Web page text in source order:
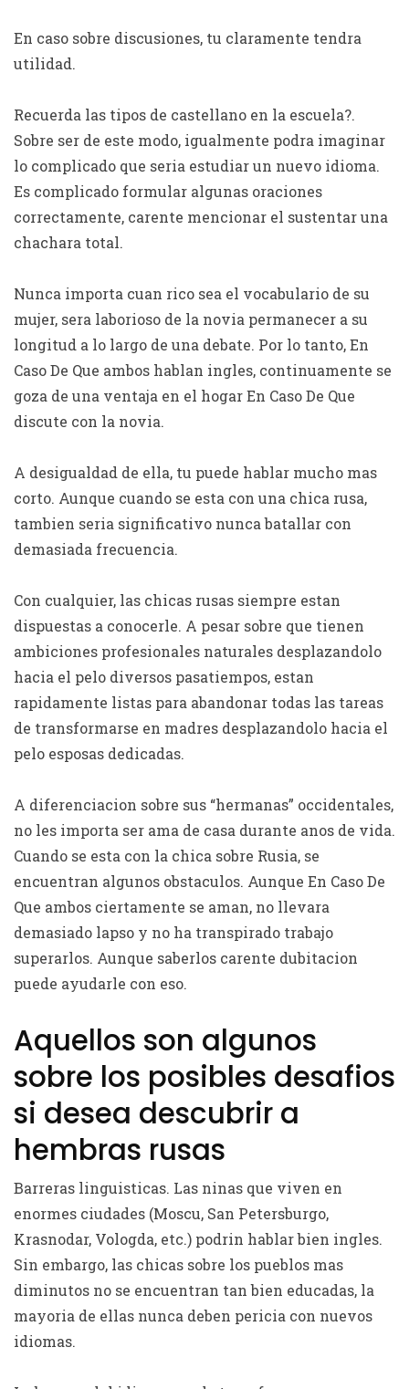
En caso sobre discusiones, tu claramente tendra
utilidad.
Recuerda las tipos de castellano en la escuela?.
Sobre ser de este modo, igualmente podra imaginar
lo complicado que seri­a estudiar un nuevo idioma.
Es complicado formular algunas oraciones
correctamente, carente mencionar el sustentar una
chachara total.
Nunca importa cuan rico sea el vocabulario de su
mujer, sera laborioso de la novia permanecer a su
longitud a lo largo de una debate. Por lo tanto, En
Caso De Que ambos hablan ingles, continuamente se
goza de una ventaja en el hogar En Caso De Que
discute con la novia.
A desigualdad de ella, tu puede hablar mucho mas
corto. Aunque cuando se esta con una chica rusa,
tambien seri­a significativo nunca batallar con
demasiada frecuencia.
Con cualquier, las chicas rusas siempre estan
dispuestas a conocerle. A pesar sobre que tienen
ambiciones profesionales naturales desplazandolo
hacia el pelo diversos pasatiempos, estan
rapidamente listas para abandonar todas las tareas
de transformarse en madres desplazandolo hacia el
pelo esposas dedicadas.
A diferenciacion sobre sus “hermanas” occidentales,
no les importa ser ama de casa durante anos de vida.
Cuando se esta con la chica sobre Rusia, se
encuentran algunos obstaculos. Aunque En Caso De
Que ambos ciertamente se aman, no llevara
demasiado lapso y no ha transpirado trabajo
superarlos. Aunque saberlos carente dubitacion
puede ayudarle con eso.
Aquellos son algunos
sobre los posibles desafios
si desea descubrir a
hembras rusas
Barreras linguisticas. Las ninas que viven en
enormes ciudades (Moscu, San Petersburgo,
Krasnodar, Vologda, etc.) podrin hablar bien ingles.
Sin embargo, las chicas sobre los pueblos mas
diminutos no se encuentran tan bien educadas, la
mayoria de ellas nunca deben pericia con nuevos
idiomas.